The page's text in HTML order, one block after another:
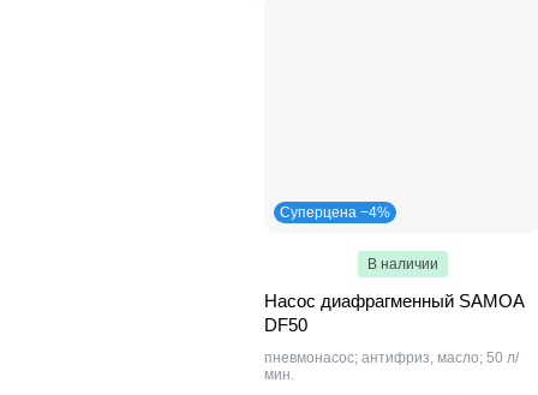
Суперцена −4%
В наличии
Насос диафрагменный SAMOA
DF50
пневмонасос; антифриз, масло; 50 л/
мин.